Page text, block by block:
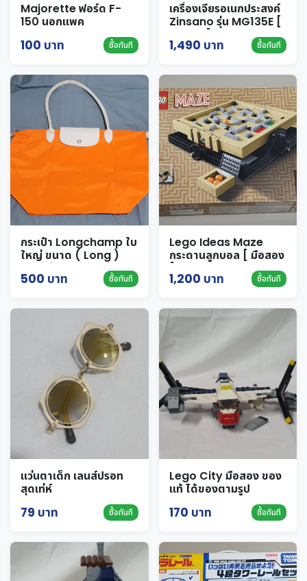
Majorette ฟอร์ด F-
150 นอกแพค
100 บาท ซื้อทันที
เครื่องเจียรอเนกประสงค์
Zinsano รุ่น MG135E [
มือสอง ]
1,490 บาท ซื้อทันที
กระเป๋า Longchamp ใบ
ใหญ่ ขนาด ( Long )
ของแท้ สภาพดี
500 บาท ซื้อทันที
Lego Ideas Maze
กระดานลูกบอล [ มือสอง
]
1,200 บาท ซื้อทันที
แว่นตาเด็ก เลนส์ปรอท
สุดเท่ห์
79 บาท ซื้อทันที
Lego City มือสอง ของ
แท้ ได้ของตามรูป
170 บาท ซื้อทันที